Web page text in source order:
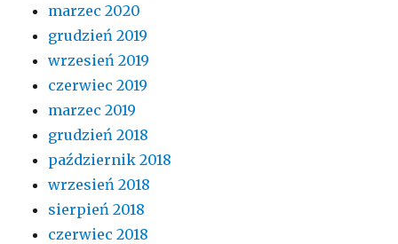
marzec 2020
grudzień 2019
wrzesień 2019
czerwiec 2019
marzec 2019
grudzień 2018
październik 2018
wrzesień 2018
sierpień 2018
czerwiec 2018